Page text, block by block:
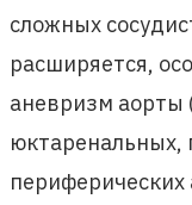
сложных
расширяется,
аневризм аорты
юктаренальных,